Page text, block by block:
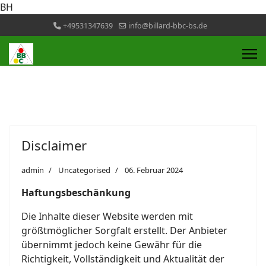
BH
+49531347639 info@billard-bbc-bs.de
Disclaimer
admin Uncategorised 06. Februar 2024
Haftungsbeschänkung
Die Inhalte dieser Website werden mit
größtmöglicher Sorgfalt erstellt. Der Anbieter
übernimmt jedoch keine Gewähr für die
Richtigkeit, Vollständigkeit und Aktualität der